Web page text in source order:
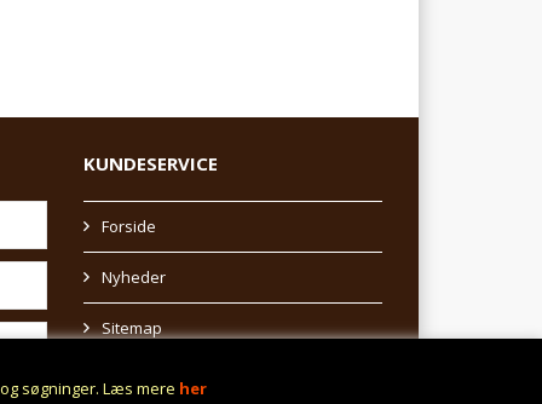
søgninger. Læs mere her
KUNDESERVICE
Forside
Nyheder
Sitemap
Afhentning af varer